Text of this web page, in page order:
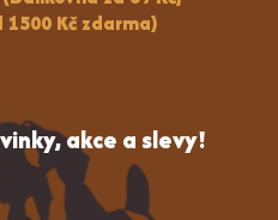
Kč zdarma)
akce a slevy!